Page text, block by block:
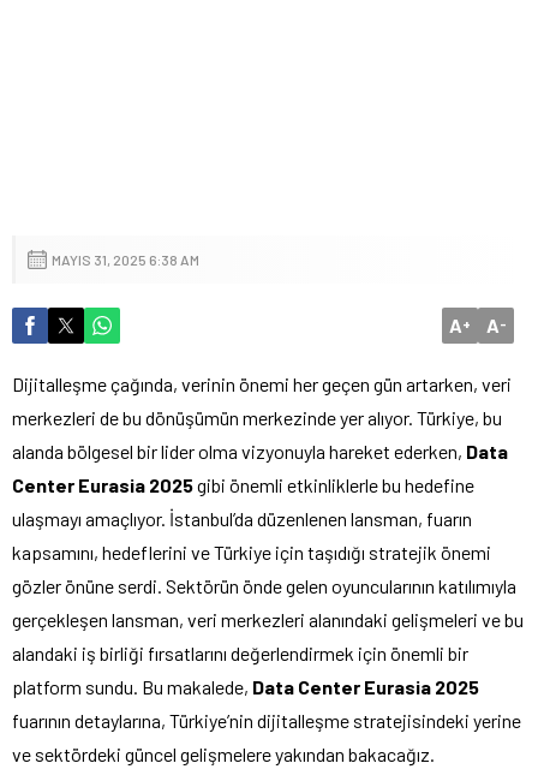
MAYIS 31, 2025 6:38 AM
A+ A-
Dijitalleşme çağında, verinin önemi her geçen gün artarken, veri
merkezleri de bu dönüşümün merkezinde yer alıyor. Türkiye, bu
alanda bölgesel bir lider olma vizyonuyla hareket ederken, Data
Center Eurasia 2025gibi önemli etkinliklerle bu hedefine
ulaşmayı amaçlıyor. İstanbul’da düzenlenen lansman, fuarın
kapsamını, hedeflerini ve Türkiye için taşıdığı stratejik önemi
gözler önüne serdi. Sektörün önde gelen oyuncularının katılımıyla
gerçekleşen lansman, veri merkezleri alanındaki gelişmeleri ve bu
alandaki iş birliği fırsatlarını değerlendirmek için önemli bir
platform sundu. Bu makalede, Data Center Eurasia 2025
fuarının detaylarına, Türkiye’nin dijitalleşme stratejisindeki yerine
ve sektördeki güncel gelişmelere yakından bakacağız.